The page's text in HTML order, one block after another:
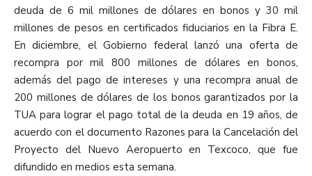
deuda de 6 mil millones de dólares en bonos y 30 mil
millones de pesos en certificados fiduciarios en la Fibra E.
En diciembre, el Gobierno federal lanzó una oferta de
recompra por mil 800 millones de dólares en bonos,
además del pago de intereses y una recompra anual de
200 millones de dólares de los bonos garantizados por la
TUA para lograr el pago total de la deuda en 19 años, de
acuerdo con el documento Razones para la Cancelación del
Proyecto del Nuevo Aeropuerto en Texcoco, que fue
difundido en medios esta semana.